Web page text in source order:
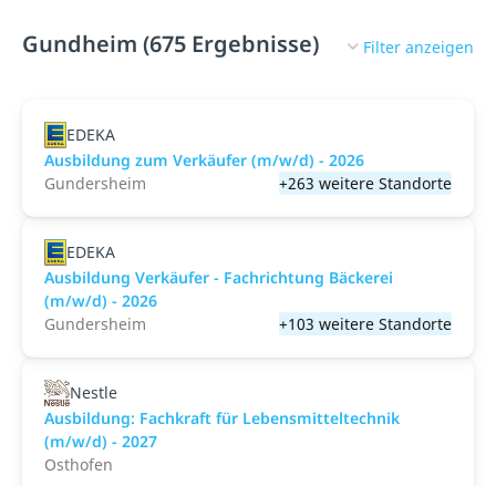
Gundheim (675 Ergebnisse) Filter anzeigen
EDEKA
Ausbildung zum Verkäufer (m/w/d) - 2026
Gundersheim
+263 weitere Standorte
EDEKA
Ausbildung Verkäufer - Fachrichtung Bäckerei
(m/w/d) - 2026
Gundersheim
+103 weitere Standorte
Nestle
Ausbildung: Fachkraft für Lebensmitteltechnik
(m/w/d) - 2027
Osthofen